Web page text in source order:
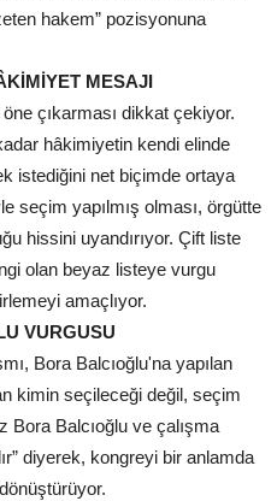
hakem” pozisyonuna
MESAJI
çıkarması dikkat çekiyor.
hâkimiyetin kendi elinde
istediğini net biçimde ortaya
seçim yapılmış olması, örgütte
hissini uyandırıyor. Çift liste
olan beyaz listeye vurgu
amaçlıyor.
VURGUSU
Bora Balcıoğlu'na yapılan
kimin seçileceği değil, seçim
Bora Balcıoğlu ve çalışma
diyerek, kongreyi bir anlamda